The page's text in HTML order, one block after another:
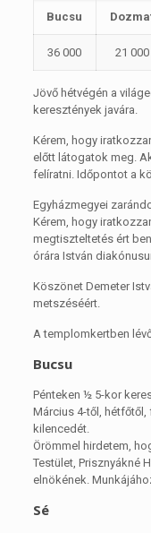
Bucsu
36 000 21 000
Jövő hétvégén a
keresztények javára.
Kérem, hogy
előtt látogatok meg.
felíratni. Időpontot a
Egyházmegyei
Kérem, hogy
megtiszteltetés ért
órára István
Köszönet Demeter
metszéséért.
A templomkertben
Bucsu
Pénteken ½ 5-kor
Március 4-től,
kilencedét.
Örömmel hirdetem,
Testület, Prisznyákné
elnökének.
Sé